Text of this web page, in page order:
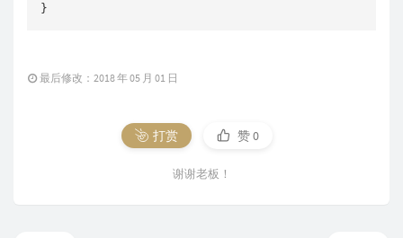
}
最后修改：2018 年 05 月 01 日
打赏 赞0
谢谢老板！